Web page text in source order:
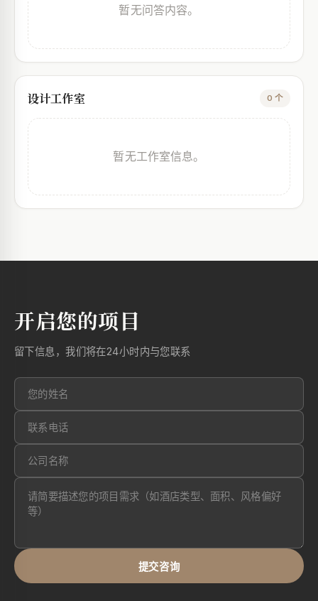
暂无问答内容。
设计工作室 0 个
暂无工作室信息。
开启您的项目
留下信息，我们将在24小时内与您联系
提交咨询